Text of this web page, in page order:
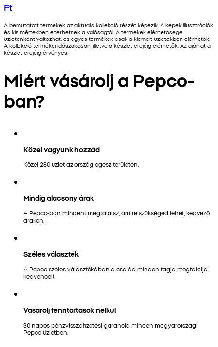
Ft
A bemutatott termékek az aktuális kollekció részét képezik. A képek illusztrációk
és kis mértékben eltérhetnek a valóságtól. A termékek elérhetősége
üzletenként változhat, és egyes termékek csak a kiemelt üzletekben elérhetők.
A kollekció termékei időszakosan, illetve a készlet erejéig elérhetők. Az ajánlat a
készlet erejéig érvényes.
Miért vásárolj a Pepco-
ban?
Közel vagyunk hozzád
Közel 280 üzlet az ország egész területén.
Mindig alacsony árak
A Pepco-ban mindent megtalálsz, amire szükséged lehet, kedvező
árakon.
Széles választék
A Pepco széles választékában a család minden tagja megtalálja
kedvenceit.
Vásárolj fenntartások nélkül
30 napos pénzvisszafizetési garancia minden magyarországi
Pepco üzletben.